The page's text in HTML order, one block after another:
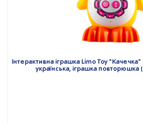
Інтерактивна іграшка Limo Toy "Качечка"
українська, іграшка